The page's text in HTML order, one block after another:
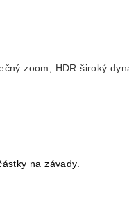
zoom, HDR široký
na závady.